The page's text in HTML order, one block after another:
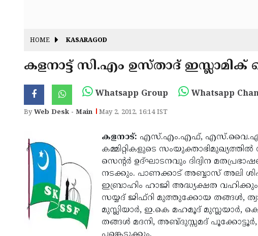
HOME KASARAGOD
കളനാട്ട് സി.എം ഉസ്താദ്
Whatsapp Group Whatsapp
ByWeb Desk - Main May 2, 2012, 16:14 IST
കളനാട്: എസ്.എം.എഫ്,
കമ്മിറ്റികളുടെ
സെന്റര്‍ ഉദ്ഘാടനവും ദിദ്വിന
നടക്കും. പാണക്കാട് അബ്ബാസ് അലി
ഇബ്രാഹിം ഹാജി അദ്ധ്യക്ഷത
സയ്യദ് ജിഫ്‌റി മുത്തുക്കോയ തങ്ങള്‍,
മുസ്ലിയാര്‍, ഇ.കെ മഹമൂദ്
തങ്ങള്‍ മദനി, അബ്ദുസ്സമദ്